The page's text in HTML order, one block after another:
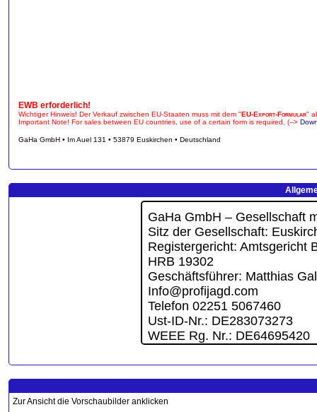
EWB erforderlich!
Wichtiger Hinweis! Der Verkauf zwischen EU-Staaten muss mit dem "EU-Export-Formular"
Important Note! For sales between EU countries, use of a certain form is required. (-->
GaHa GmbH • Im Auel 131 • 53879 Euskirchen • Deutschland
Zur Ansicht die Vorschaubilder anklicken